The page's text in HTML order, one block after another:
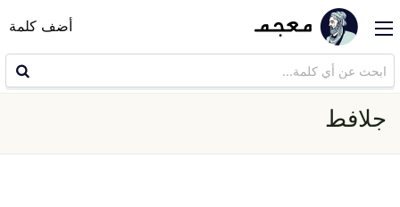
أضف كلمة
جلافط